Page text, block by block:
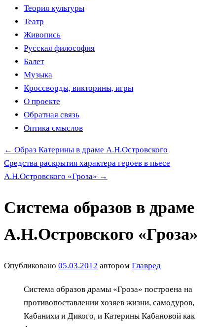
Теория культуры
Театр
Живопись
Русская философия
Балет
Музыка
Кроссворды, викторины, игры
О проекте
Обратная связь
Оптика смыслов
← Образ Катерины в драме А.Н.Островского
Средства раскрытия характера героев в пьесе
А.Н.Островского «Гроза» →
Система образов в драме
А.Н.Островского «Гроза»
Опубликовано 05.03.2012 автором Главред
Система образов драмы «Гроза» построена на
противопоставлении хозяев жизни, самодуров,
Кабанихи и Дикого, и Катерины Кабановой как